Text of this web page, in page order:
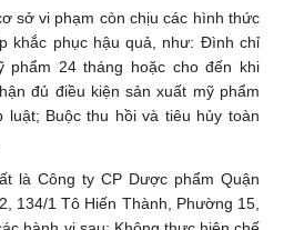
sở vi phạm còn chịu các hình thức
khắc phục hậu quả, như: Đình chỉ
phẩm 24 tháng hoặc cho đến khi
đủ điều kiện sản xuất mỹ phẩm
luật; Buộc thu hồi và tiêu hủy toàn
là Công ty CP Dược phẩm Quận
134/1 Tô Hiến Thành, Phường 15,